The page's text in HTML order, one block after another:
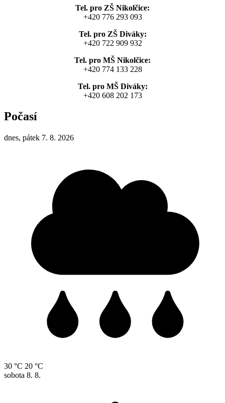
Tel. pro ZŠ Nikolčice:
+420 776 293 093
Tel. pro ZŠ Diváky:
+420 722 909 932
Tel. pro MŠ Nikolčice:
+420 774 133 228
Tel. pro MŠ Diváky:
+420 608 202 173
Počasí
dnes, pátek 7. 8. 2026
30 °C 20 °C
sobota 8. 8.